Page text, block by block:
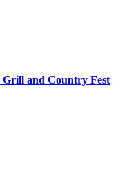
Grill and Country Fest